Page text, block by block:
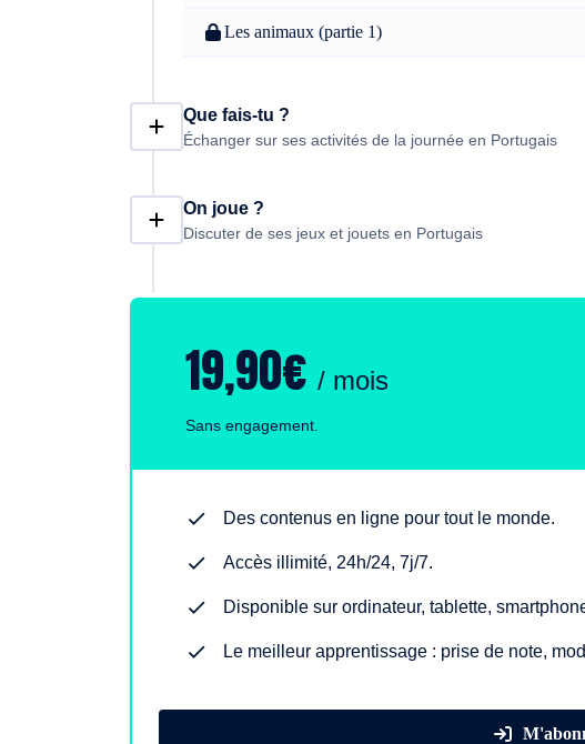
Les animaux (partie 1)
Que fais-tu ?
Échanger sur ses activités de la journée en Portugais
On joue ?
Discuter de ses jeux et jouets en Portugais
19,90€/ mois
Sans engagement.
Des contenus en ligne pour tout le monde.
Accès illimité, 24h/24, 7j/7.
Disponible sur ordinateur, tablette,
Le meilleur apprentissage : prise de note,